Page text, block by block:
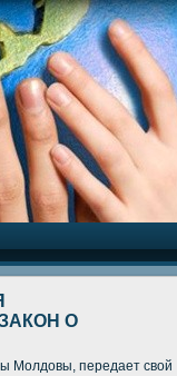
О
Молдовы, передает свой